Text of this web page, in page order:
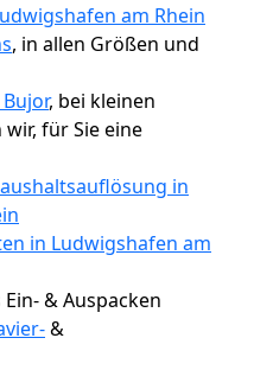
am Rhein
, in allen Größen und
, bei kleinen
für Sie eine
in
in Ludwigshafen am
& Auspacken
&